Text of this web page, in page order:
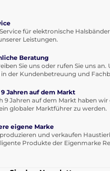
für elektronische
Leistungen.
Beratung
Sie uns oder rufen Sie uns
in der Kundenbetreuung und
Jahren auf dem Markt
9 Jahren auf dem Markt haben
globaler Marktführer zu werden.
eigene Marke
und verkaufen
Produkte der Eigenmarke